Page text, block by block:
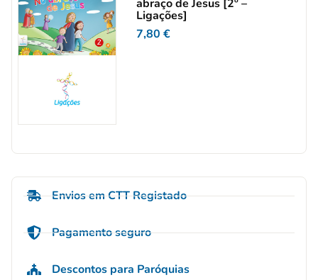
abraço de Jesus [2º –
Ligações]
7,80€
Envios em CTT Registado
Pagamento seguro
Descontos para Paróquias